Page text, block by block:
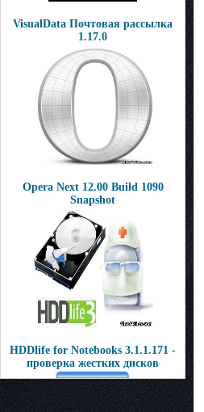
VisualData Почтовая рассылка
1.17.0
Opera Next 12.00 Build 1090
Snapshot
HDDlife for Notebooks 3.1.1.171 -
проверка жестких дисков